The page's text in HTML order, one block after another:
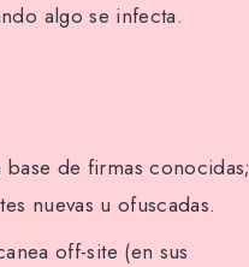
algo se infecta.
de firmas conocidas;
nuevas u ofuscadas.
off-site (en sus